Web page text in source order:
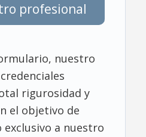
profesional
nuestro
rigurosidad y
el objetivo de
exclusivo a nuestro